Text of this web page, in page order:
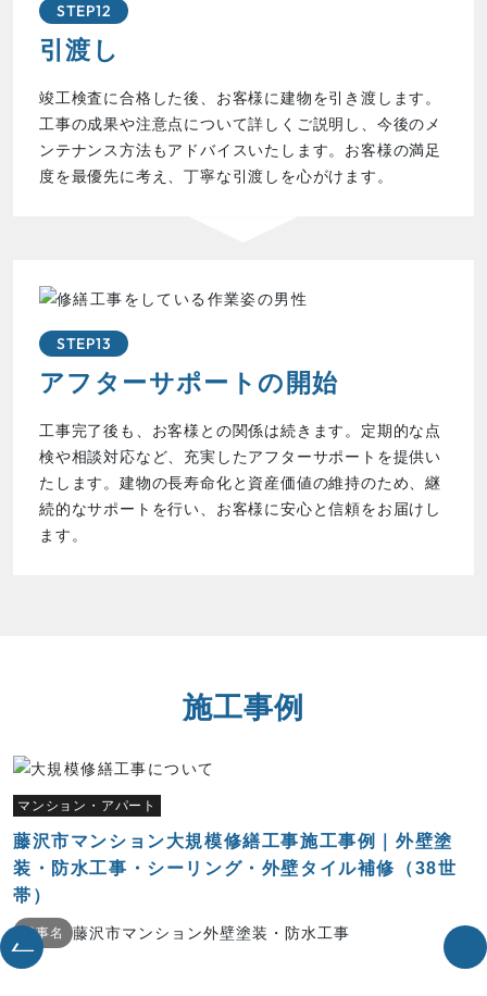
STEP12
引渡し
竣工検査に合格した後、お客様に建物を引き渡します。
工事の成果や注意点について詳しくご説明し、今後のメ
ンテナンス方法もアドバイスいたします。お客様の満足
度を最優先に考え、丁寧な引渡しを心がけます。
STEP13
アフターサポートの開始
工事完了後も、お客様との関係は続きます。定期的な点
検や相談対応など、充実したアフターサポートを提供い
たします。建物の長寿命化と資産価値の維持のため、継
続的なサポートを行い、お客様に安心と信頼をお届けし
ます。
施工事例
マンション・アパート
藤沢市マンション大規模修繕工事施工事例｜外壁塗
装・防水工事・シーリング・外壁タイル補修（38世
帯）
工事名 藤沢市マンション外壁塗装・防水工事